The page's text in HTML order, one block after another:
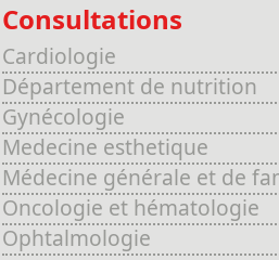
Consultations
Cardiologie
Département de nutrition
Gynécologie
Medecine esthetique
Médecine générale et de
Oncologie et hématologie
Ophtalmologie